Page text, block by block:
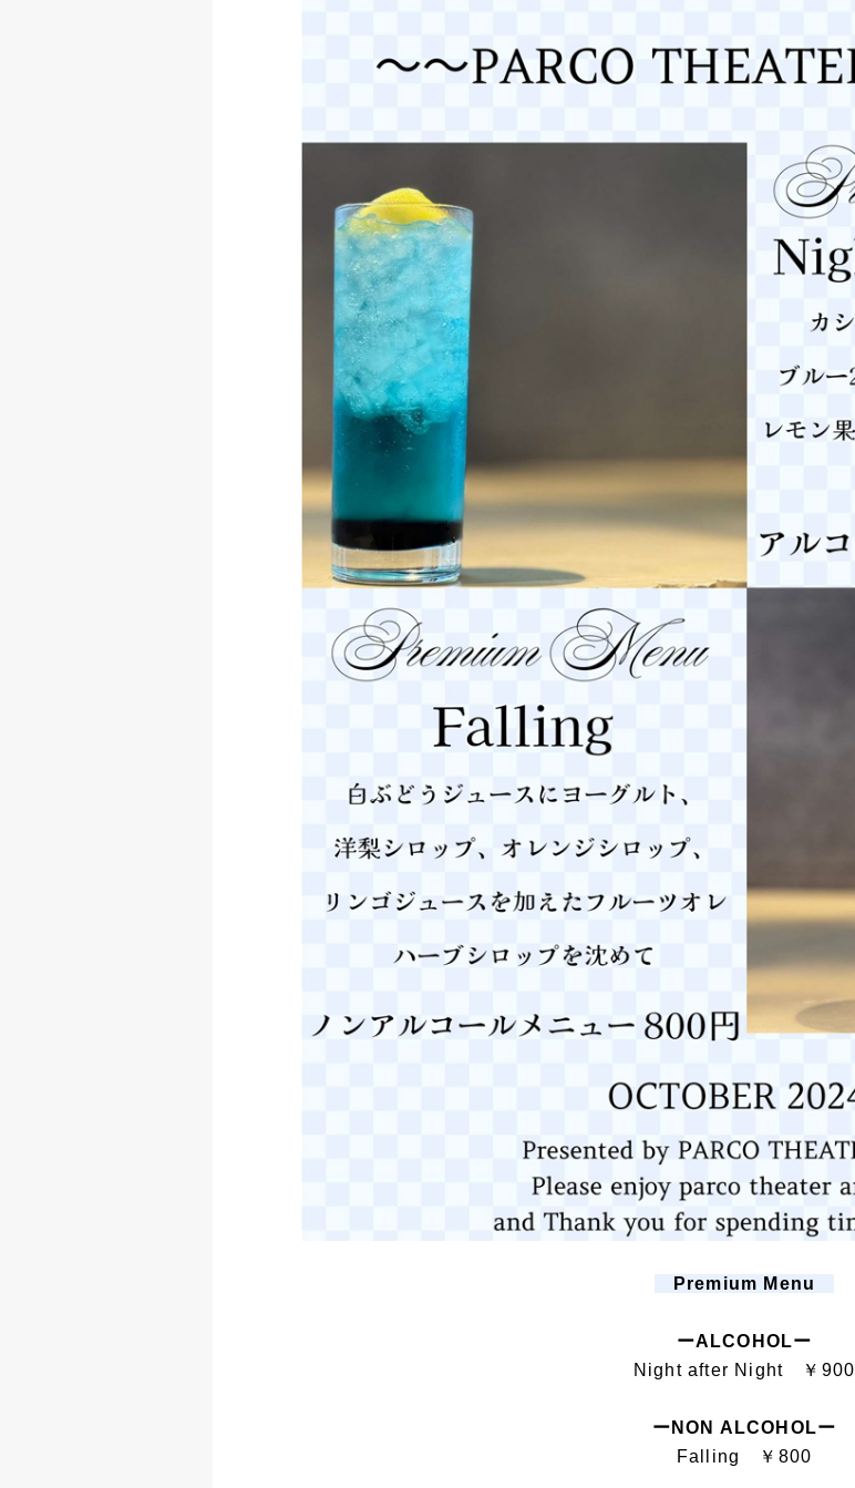
Premium Menu
ーALCOHOLー
Night after Night ￥900
ーNON ALCOHOLー
Falling ￥800